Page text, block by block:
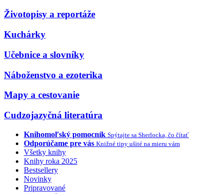
Životopisy a reportáže
Kuchárky
Učebnice a slovníky
Náboženstvo a ezoterika
Mapy a cestovanie
Cudzojazyčná literatúra
Knihomoľský pomocník Spýtajte sa Sherlocka, čo čítať
Odporúčame pre vás Knižné tipy ušité na mieru vám
Všetky knihy
Knihy roka 2025
Bestsellery
Novinky
Pripravované